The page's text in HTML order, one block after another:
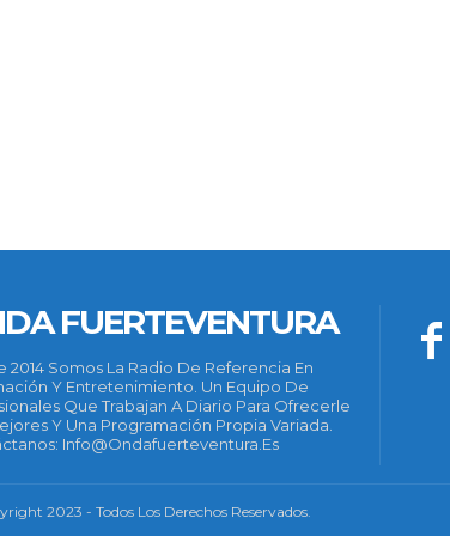
FUERTEVENTURA
2014 Somos La Radio De Referencia En
Y Entretenimiento. Un Equipo De
Que Trabajan A Diario Para Ofrecerle
Y Una Programación Propia Variada.
Info@ondafuerteventura.es
2023 - Todos Los Derechos Reservados.